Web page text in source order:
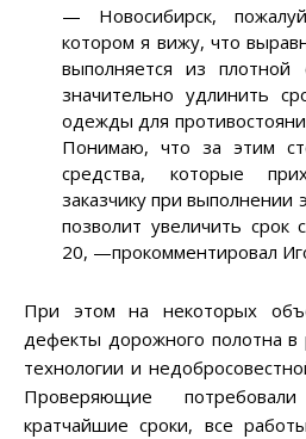
— Новосибирск,
котором я вижу, что
выполняется из плотной
значительно удлинить
одежды для
Понимаю, что за этим
средства, которые
заказчику при выполнении
позволит увеличить срок
20, —прокомментировал
При этом на некоторых
дефекты дорожного полотна в
технологии и
Проверяющие
кратчайшие сроки, все